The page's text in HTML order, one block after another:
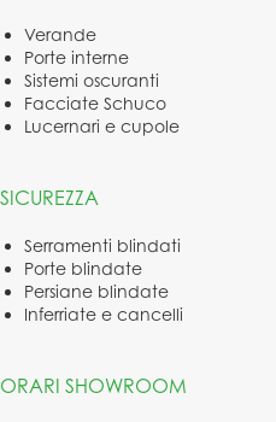
Verande
Porte interne
Sistemi oscuranti
Facciate Schuco
Lucernari e cupole
SICUREZZA
Serramenti blindati
Porte blindate
Persiane blindate
Inferriate e cancelli
ORARI SHOWROOM